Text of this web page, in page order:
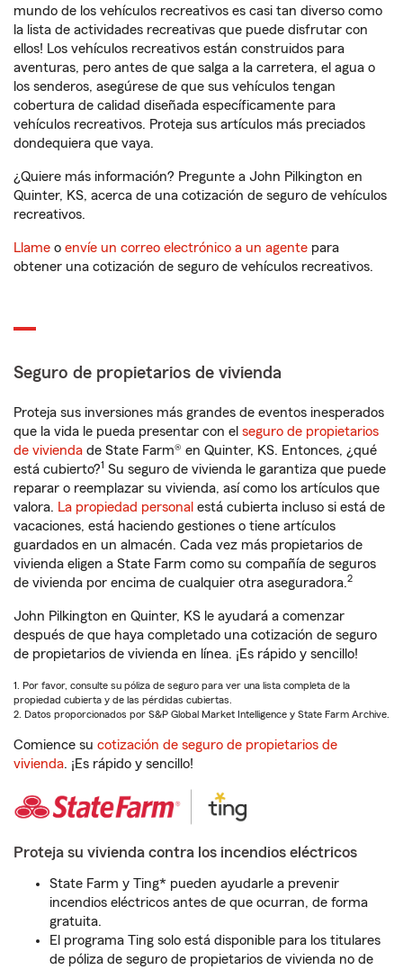
mundo de los vehículos recreativos es casi tan diverso como
la lista de actividades recreativas que puede disfrutar con
ellos! Los vehículos recreativos están construidos para
aventuras, pero antes de que salga a la carretera, el agua o
los senderos, asegúrese de que sus vehículos tengan
cobertura de calidad diseñada específicamente para
vehículos recreativos. Proteja sus artículos más preciados
dondequiera que vaya.
¿Quiere más información? Pregunte a John Pilkington en
Quinter, KS, acerca de una cotización de seguro de vehículos
recreativos.
Llame o envíe un correo electrónico a un agente para
obtener una cotización de seguro de vehículos recreativos.
Seguro de propietarios de vivienda
Proteja sus inversiones más grandes de eventos inesperados
que la vida le pueda presentar con el seguro de propietarios
de vivienda de State Farm® en Quinter, KS. Entonces, ¿qué
está cubierto?1 Su seguro de vivienda le garantiza que puede
reparar o reemplazar su vivienda, así como los artículos que
valora. La propiedad personal está cubierta incluso si está de
vacaciones, está haciendo gestiones o tiene artículos
guardados en un almacén. Cada vez más propietarios de
vivienda eligen a State Farm como su compañía de seguros
de vivienda por encima de cualquier otra aseguradora.2
John Pilkington en Quinter, KS le ayudará a comenzar
después de que haya completado una cotización de seguro
de propietarios de vivienda en línea. ¡Es rápido y sencillo!
1. Por favor, consulte su póliza de seguro para ver una lista completa de la
propiedad cubierta y de las pérdidas cubiertas.
2. Datos proporcionados por S&P Global Market Intelligence y State Farm Archive.
Comience su cotización de seguro de propietarios de
vivienda. ¡Es rápido y sencillo!
Proteja su vivienda contra los incendios eléctricos
State Farm y Ting* pueden ayudarle a prevenir
incendios eléctricos antes de que ocurran, de forma
gratuita.
El programa Ting solo está disponible para los titulares
de póliza de seguro de propietarios de vivienda no de